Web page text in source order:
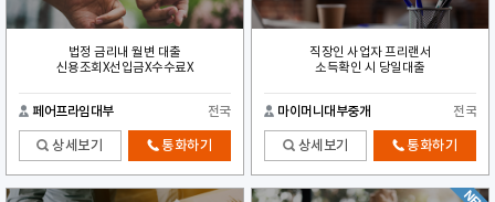
법정 금리내 월변 대출
신용조회X선입금X수수료X
페어프라임대부 전국
상세보기 통화하기
직장인 사업자 프리랜서
소득확인 시 당일대출
마이머니대부중개 전국
상세보기 통화하기